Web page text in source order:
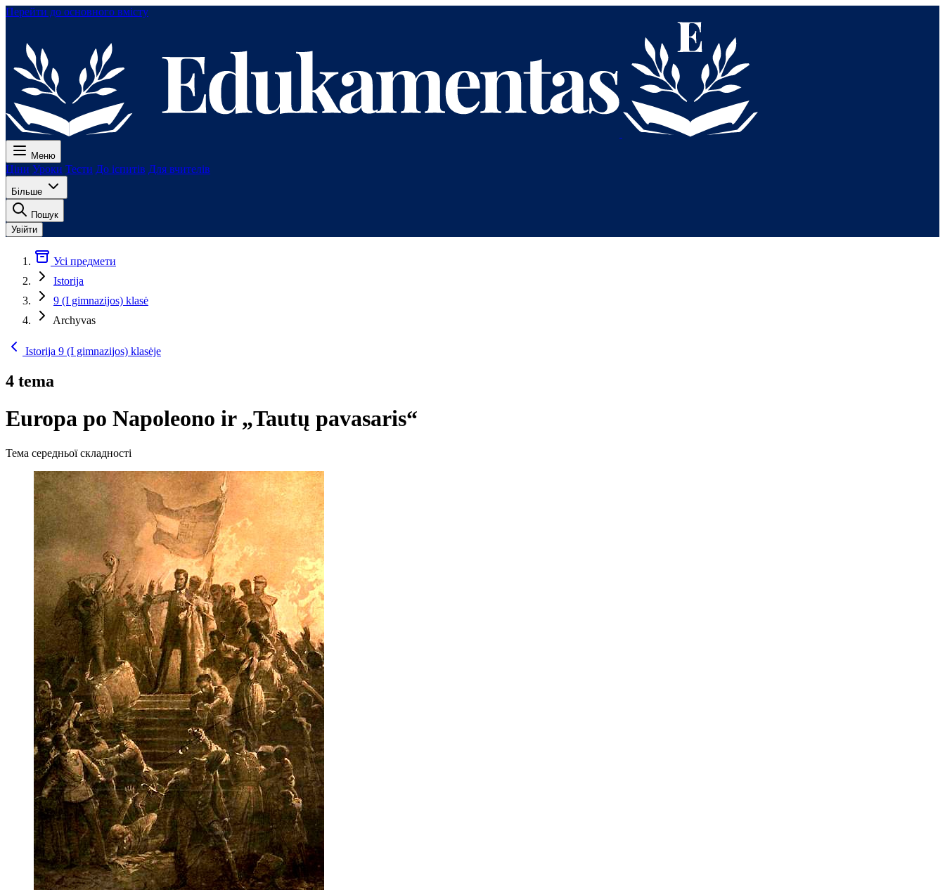
Перейти до основного вмісту
Меню
Ціни Уроки Тести До іспитів Для вчителів
Більше
Пошук
Увійти
Усі предмети
Istorija
9 (I gimnazijos) klasė
Archyvas
Istorija 9 (I gimnazijos) klasėje
4 tema
Europa po Napoleono ir „Tautų pavasaris“
Тема середньої складності